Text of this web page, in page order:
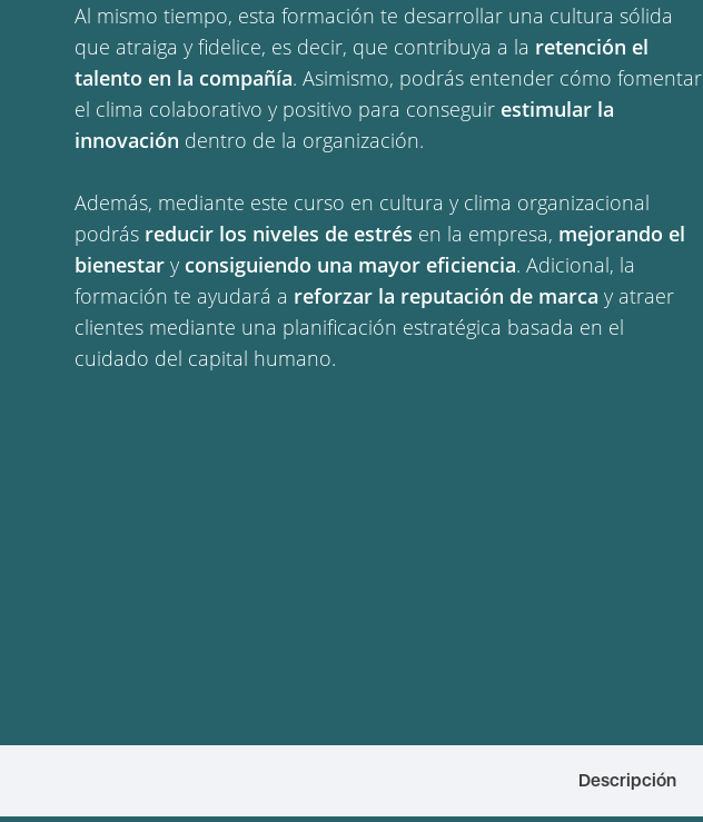
Al mismo tiempo, esta formación te desarrollar una cultura sólida
que atraiga y fidelice, es decir, que contribuya a la retención el
talento en la compañía. Asimismo, podrás entender cómo fomentar
el clima colaborativo y positivo para conseguir estimular la
innovación dentro de la organización.
Además, mediante este curso en cultura y clima organizacional
podrás reducir los niveles de estrés en la empresa, mejorando el
bienestar y consiguiendo una mayor eficiencia. Adicional, la
formación te ayudará a reforzar la reputación de marca y atraer
clientes mediante una planificación estratégica basada en el
cuidado del capital humano.
Descripción